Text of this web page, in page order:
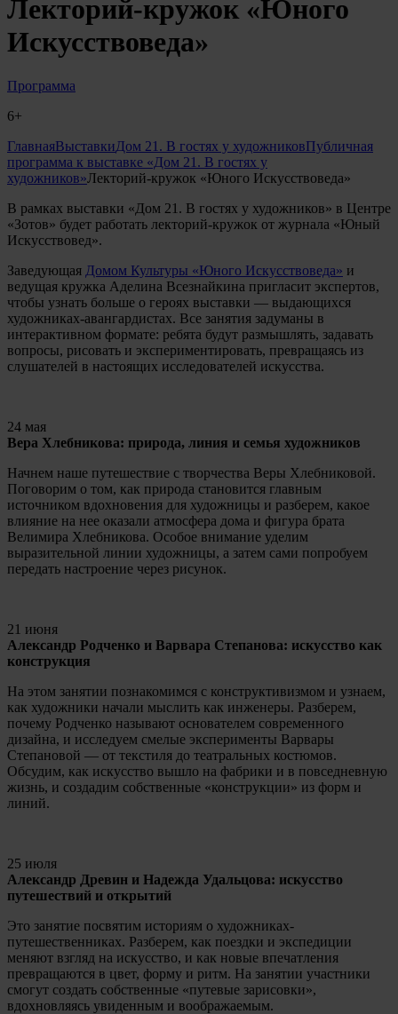
Лекторий-кружок «Юного
Искусствоведа»
Программа
6+
ГлавнаяВыставкиДом 21. В гостях у художниковПубличная
программа к выставке «Дом 21. В гостях у
художников»Лекторий-кружок «Юного Искусствоведа»
В рамках выставки «Дом 21. В гостях у художников» в Центре
«Зотов» будет работать лекторий-кружок от журнала «Юный
Искусствовед».
Заведующая Домом Культуры «Юного Искусствоведа» и
ведущая кружка Аделина Всезнайкина пригласит экспертов,
чтобы узнать больше о героях выставки — выдающихся
художниках-авангардистах. Все занятия задуманы в
интерактивном формате: ребята будут размышлять, задавать
вопросы, рисовать и экспериментировать, превращаясь из
слушателей в настоящих исследователей искусства.
24 мая
Вера Хлебникова: природа, линия и семья художников
Начнем наше путешествие с творчества Веры Хлебниковой.
Поговорим о том, как природа становится главным
источником вдохновения для художницы и разберем, какое
влияние на нее оказали атмосфера дома и фигура брата
Велимира Хлебникова. Особое внимание уделим
выразительной линии художницы, а затем сами попробуем
передать настроение через рисунок.
21 июня
Александр Родченко и Варвара Степанова: искусство как
конструкция
На этом занятии познакомимся с конструктивизмом и узнаем,
как художники начали мыслить как инженеры. Разберем,
почему Родченко называют основателем современного
дизайна, и исследуем смелые эксперименты Варвары
Степановой — от текстиля до театральных костюмов.
Обсудим, как искусство вышло на фабрики и в повседневную
жизнь, и создадим собственные «конструкции» из форм и
линий.
25 июля
Александр Древин и Надежда Удальцова: искусство
путешествий и открытий
Это занятие посвятим историям о художниках-
путешественниках. Разберем, как поездки и экспедиции
меняют взгляд на искусство, и как новые впечатления
превращаются в цвет, форму и ритм. На занятии участники
смогут создать собственные «путевые зарисовки»,
вдохновляясь увиденным и воображаемым.